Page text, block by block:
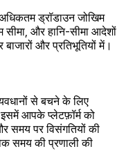
ड्रॉडाउन जोखिम
सीमा, और हानि-सीमा आदेशों
और प्रतिभूतियों में।
से बचने के लिए
आपके प्लेटफ़ॉर्म को
समय पर विसंगतियों की
समय की प्रणाली की